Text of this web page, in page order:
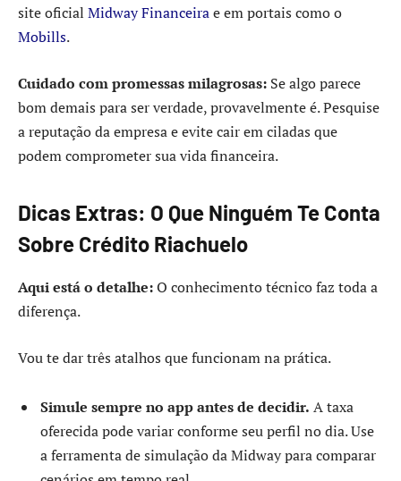
site oficial Midway Financeirae em portais como o
Mobills.
Cuidado com promessas milagrosas: Se algo parece
bom demais para ser verdade, provavelmente é. Pesquise
a reputação da empresa e evite cair em ciladas que
podem comprometer sua vida financeira.
Dicas Extras: O Que Ninguém Te Conta
Sobre Crédito Riachuelo
Aqui está o detalhe:O conhecimento técnico faz toda a
diferença.
Vou te dar três atalhos que funcionam na prática.
Simule sempre no app antes de decidir. A taxa
oferecida pode variar conforme seu perfil no dia. Use
a ferramenta de simulação da Midway para comparar